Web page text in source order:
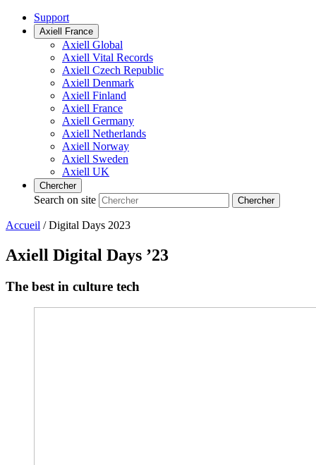
Support
Axiell France
Axiell Global
Axiell Vital Records
Axiell Czech Republic
Axiell Denmark
Axiell Finland
Axiell France
Axiell Germany
Axiell Netherlands
Axiell Norway
Axiell Sweden
Axiell UK
Chercher
Search on site Chercher
Accueil / Digital Days 2023
Axiell Digital Days ’23
The best in culture tech